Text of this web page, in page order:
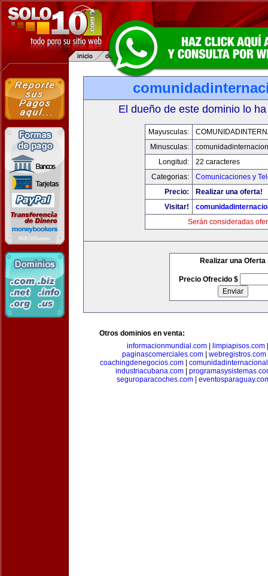
El dueño de este dominio lo
Mayusculas:
Minusculas:
Longitud:
22 caracteres
Categorias:
Comunicaciones y
Precio:
Realizar una oferta!
Visitar!
Serán consideradas
Realizar una Oferta
Precio Ofrecido $
Otros dominios en venta:
informacionmundial.com| limpiapisos.com
paginascomerciales.com| webregistros.com
coachingdenegocios.com
industriacubana.com
seguroparacoches.com|